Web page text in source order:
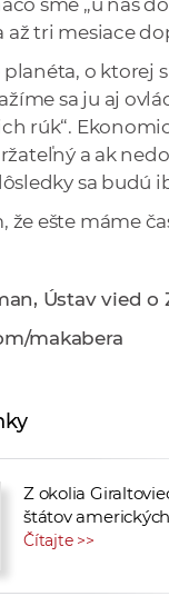
sme „u nás
až tri mesiace
planéta, o ktorej
sa ju aj
rúk“.
a ak
sa budú
že ešte máme
Ústav vied o
makabera
Z okolia
štátov amerických
Čítajte >>